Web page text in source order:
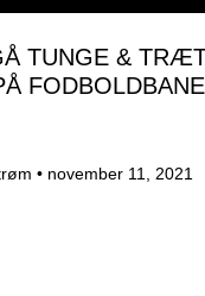
TUNGE &
november 11, 2021